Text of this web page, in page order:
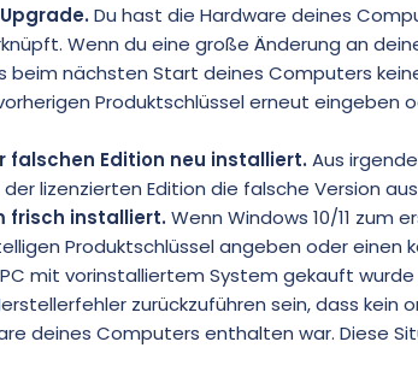
Du hast die Hardware deines
Wenn du eine große Änderung an
nächsten Start deines Computers
Produktschlüssel erneut eingeben
falschen Edition neu installiert.Aus
lizenzierten Edition die falsche Version
frisch installiert.Wenn Windows 10/11 zum
Produktschlüssel angeben oder einen
mit vorinstalliertem System gekauft
zurückzuführen sein, dass kein
deines Computers enthalten war. Diese